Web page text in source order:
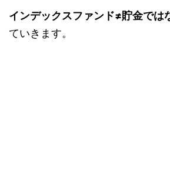
インデックスファンド≠貯金では
ていきます。